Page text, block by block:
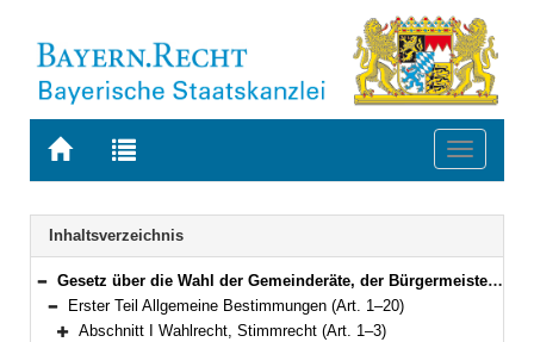
Zur
BAYERN.RECHT
Zur
letzten
Suche
Toggle
Navigation
Inhaltsverzeichnis
Bereich reduzieren
Gesetz über die Wahl der Gemeinderäte, der Bürgermeister, der Kreistage und der Landräte (Gemeinde- und Landkreiswahlgesetz – GLKrWG) in der Fassung der Bekanntmachung vom 7. November 2006 (GVBl. S. 834) BayRS 2021-1/2-I (Art. 1–61)
Bereich reduzieren
Erster Teil Allgemeine Bestimmungen (Art. 1–20)
Abschnitt I Wahlrecht, Stimmrecht (Art. 1–3)